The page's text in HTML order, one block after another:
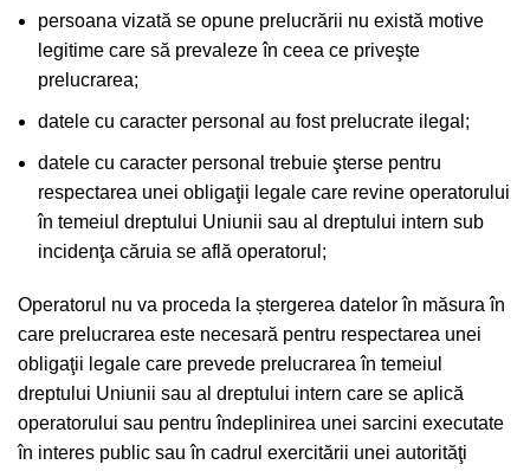
persoana vizată se opune prelucrării nu există motive
legitime care să prevaleze în ceea ce priveşte
prelucrarea;
datele cu caracter personal au fost prelucrate ilegal;
datele cu caracter personal trebuie şterse pentru
respectarea unei obligaţii legale care revine operatorului
în temeiul dreptului Uniunii sau al dreptului intern sub
incidenţa căruia se află operatorul;
Operatorul nu va proceda la ștergerea datelor în măsura în
care prelucrarea este necesară pentru respectarea unei
obligaţii legale care prevede prelucrarea în temeiul
dreptului Uniunii sau al dreptului intern care se aplică
operatorului sau pentru îndeplinirea unei sarcini executate
în interes public sau în cadrul exercitării unei autorităţi